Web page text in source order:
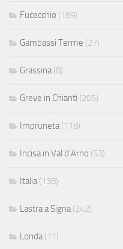
Fucecchio (169)
Gambassi Terme (27)
Grassina(8)
Greve in Chianti (205)
Impruneta(118)
Incisa in Val d'Arno (53)
Italia(138)
Lastra a Signa(242)
Londa(11)